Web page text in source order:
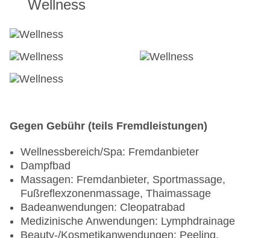
Wellness
Gegen Gebühr (teils Fremdleistungen)
Wellnessbereich/Spa: Fremdanbieter
Dampfbad
Massagen: Fremdanbieter, Sportmassage,
Fußreflexzonenmassage, Thaimassage
Badeanwendungen: Cleopatrabad
Medizinische Anwendungen: Lymphdrainage
Beauty-/Kosmetikanwendungen: Peeling,